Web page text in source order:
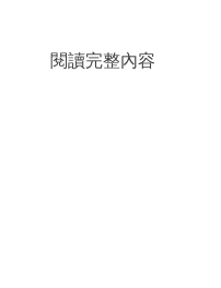
閱讀完整內容